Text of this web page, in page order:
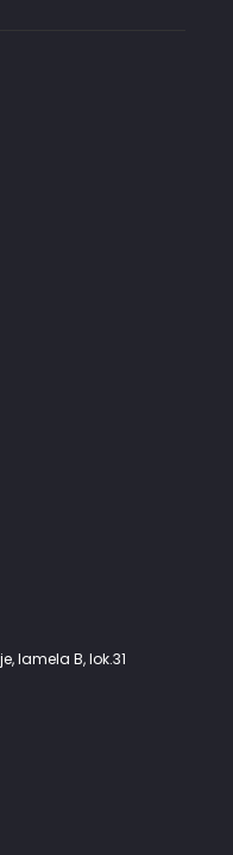
lamela B, lok.31